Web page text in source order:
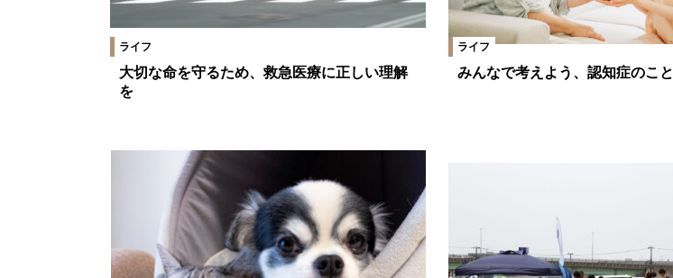
ライフ
大切な命を守るため、救急医療に正しい理解
を
ライフ
みんなで考えよう、認知症のこと